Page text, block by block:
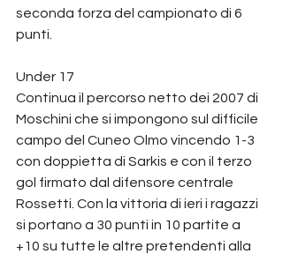
seconda forza del campionato di 6
punti.
Under 17
Continua il percorso netto dei 2007 di
Moschini che si impongono sul difficile
campo del Cuneo Olmo vincendo 1-3
con doppietta di Sarkis e con il terzo
gol firmato dal difensore centrale
Rossetti. Con la vittoria di ieri i ragazzi
si portano a 30 punti in 10 partite a
+10 su tutte le altre pretendenti alla